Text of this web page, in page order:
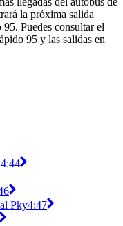
la próxima salida
Puedes consultar el
95 y las salidas en
4:44
Pky4:47